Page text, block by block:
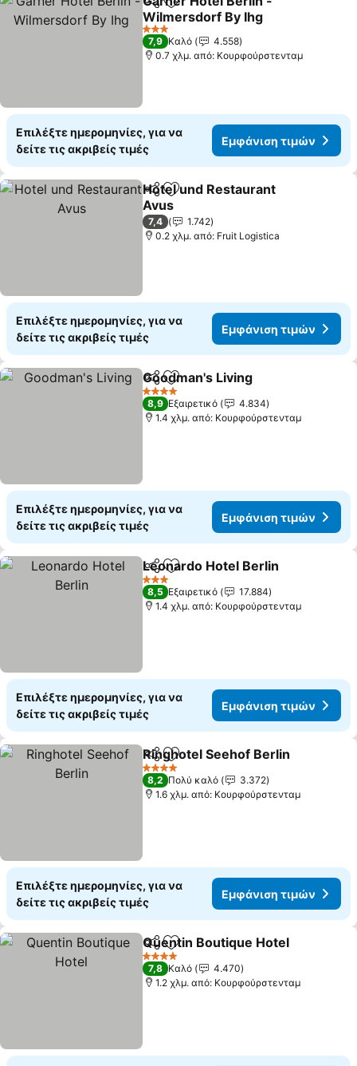
Κοινοποίηση
Προσθήκη στα αγαπημένα
Wilmersdorf By Ihg
3 Αστέρια
7,9 Καλό
4.558
0.7 χλμ. από: Κουρφούρστενταμ
Επιλέξτε ημερομηνίες, για να
δείτε τις ακριβείς τιμές
Εμφάνιση τιμών
Κοινοποίηση
Προσθήκη στα αγαπημένα
Hotel und Restaurant
Avus
7,4
1.742
0.2 χλμ. από: Fruit Logistica
Επιλέξτε ημερομηνίες, για να
δείτε τις ακριβείς τιμές
Εμφάνιση τιμών
Κοινοποίηση
Προσθήκη στα αγαπημένα
Goodman's Living
4 Αστέρια
8,9 Εξαιρετικό
4.834
1.4 χλμ. από: Κουρφούρστενταμ
Επιλέξτε ημερομηνίες, για να
δείτε τις ακριβείς τιμές
Εμφάνιση τιμών
Κοινοποίηση
Προσθήκη στα αγαπημένα
Leonardo Hotel Berlin
3 Αστέρια
8,5 Εξαιρετικό
17.884
1.4 χλμ. από: Κουρφούρστενταμ
Επιλέξτε ημερομηνίες, για να
δείτε τις ακριβείς τιμές
Εμφάνιση τιμών
Κοινοποίηση
Προσθήκη στα αγαπημένα
Ringhotel Seehof Berlin
4 Αστέρια
8,2 Πολύ καλό
3.372
1.6 χλμ. από: Κουρφούρστενταμ
Επιλέξτε ημερομηνίες, για να
δείτε τις ακριβείς τιμές
Εμφάνιση τιμών
Κοινοποίηση
Προσθήκη στα αγαπημένα
Quentin Boutique Hotel
4 Αστέρια
7,8 Καλό
4.470
1.2 χλμ. από: Κουρφούρστενταμ